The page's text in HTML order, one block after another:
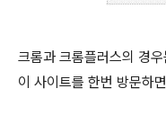
크롬과 크롬플러스의 경
이 사이트를 한번 방문하